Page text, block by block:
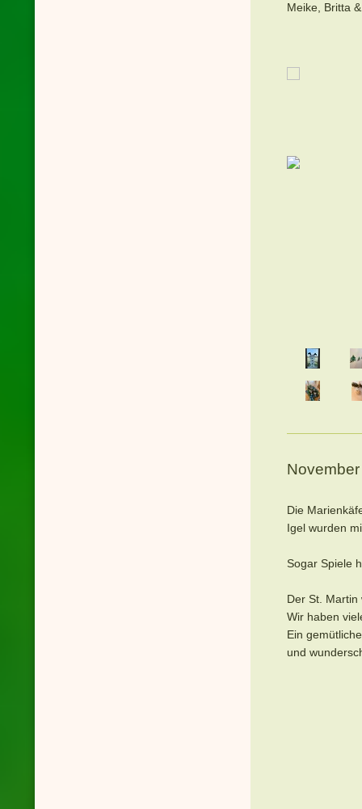
Meike, Britta
Die
Igel wurden
Sogar Spiele
Der St.
Wir haben
Ein
und